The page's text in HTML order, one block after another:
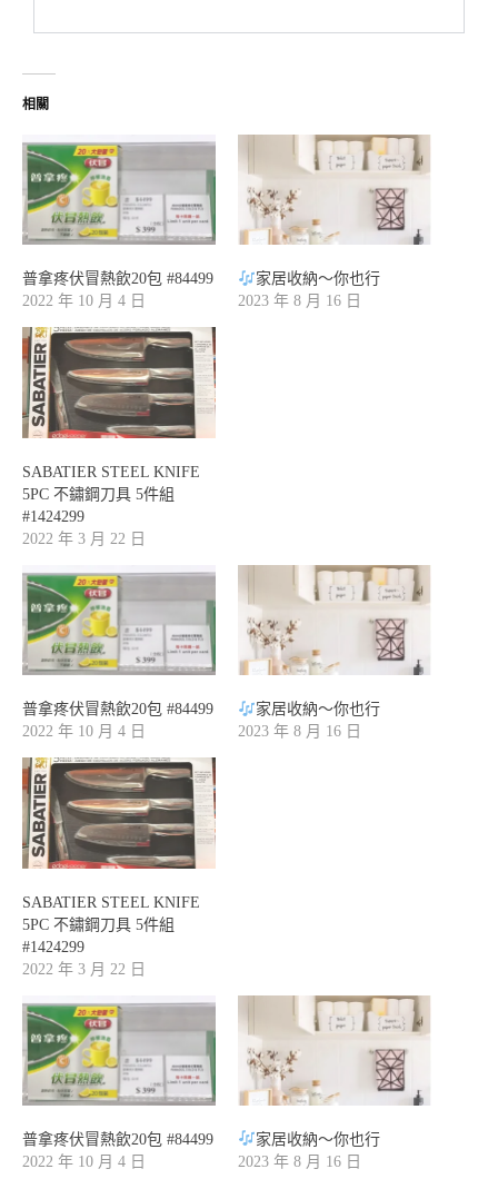
相關
普拿疼伏冒熱飲20包 #84499
2022 年 10 月 4 日
家居收納～你也行
2023 年 8 月 16 日
SABATIER STEEL KNIFE
5PC 不鏽鋼刀具 5件組
#1424299
2022 年 3 月 22 日
普拿疼伏冒熱飲20包 #84499
2022 年 10 月 4 日
家居收納～你也行
2023 年 8 月 16 日
SABATIER STEEL KNIFE
5PC 不鏽鋼刀具 5件組
#1424299
2022 年 3 月 22 日
普拿疼伏冒熱飲20包 #84499
2022 年 10 月 4 日
家居收納～你也行
2023 年 8 月 16 日